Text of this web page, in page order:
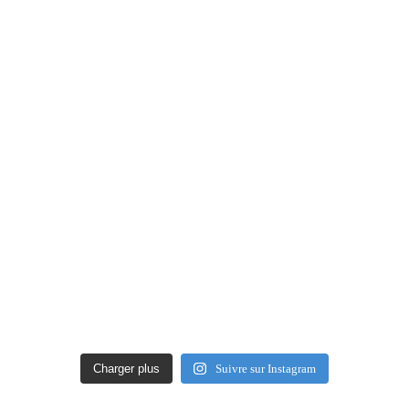
Charger plus Suivre sur Instagram